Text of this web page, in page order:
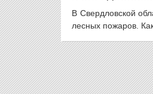
В Свердловской
лесных пожаров.